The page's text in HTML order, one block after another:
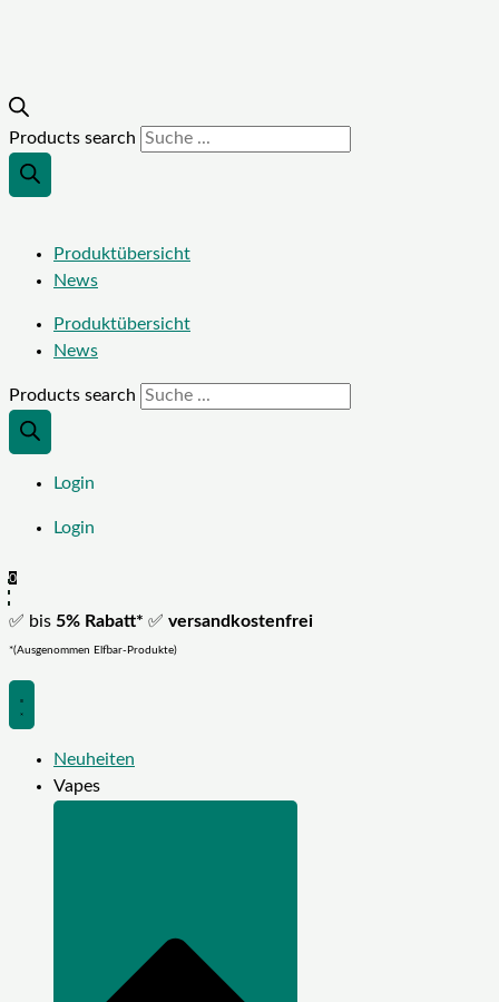
Products search
Produktübersicht
News
Produktübersicht
News
Products search
Login
Login
0
✅ bis 5% Rabatt* ✅ versandkostenfrei
*(Ausgenommen Elfbar-Produkte)
Neuheiten
Vapes